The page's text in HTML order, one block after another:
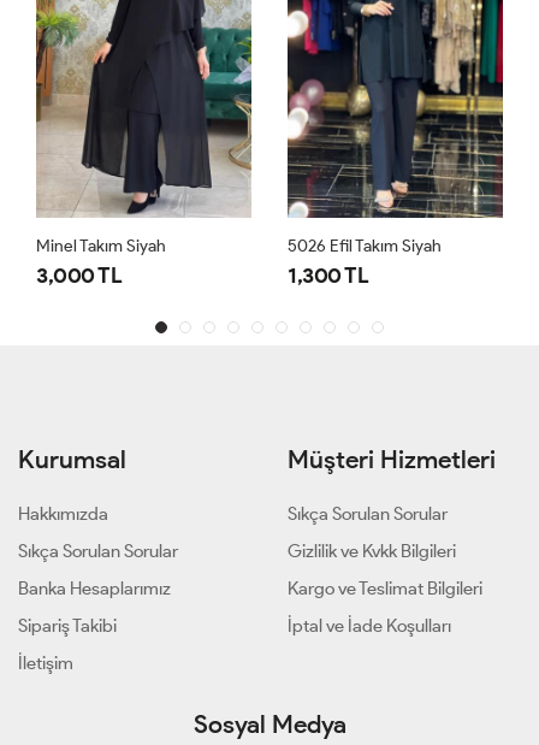
Minel Takım Siyah
3,000 TL
5026 Efil Takım Siyah
1,300 TL
Kurumsal
Hakkımızda
Sıkça Sorulan Sorular
Banka Hesaplarımız
Sipariş Takibi
İletişim
Müşteri Hizmetleri
Sıkça Sorulan Sorular
Gizlilik ve Kvkk Bilgileri
Kargo ve Teslimat Bilgileri
İptal ve İade Koşulları
Sosyal Medya